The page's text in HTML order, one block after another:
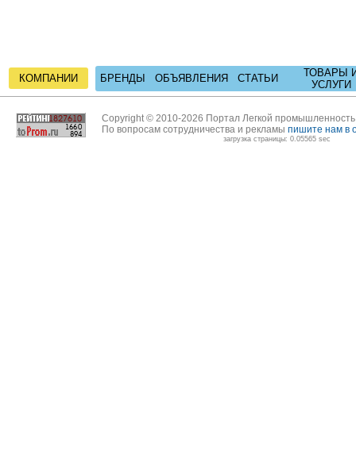
КОМПАНИИ БРЕНДЫ ОБЪЯВЛЕНИЯ СТАТЬИ
ТОВАРЫ
УСЛУГИ
Copyright © 2010-2026 Портал Легкой
По вопросам сотрудничества и рекламы пишите нам в
загрузка страницы: 0.05565 sec